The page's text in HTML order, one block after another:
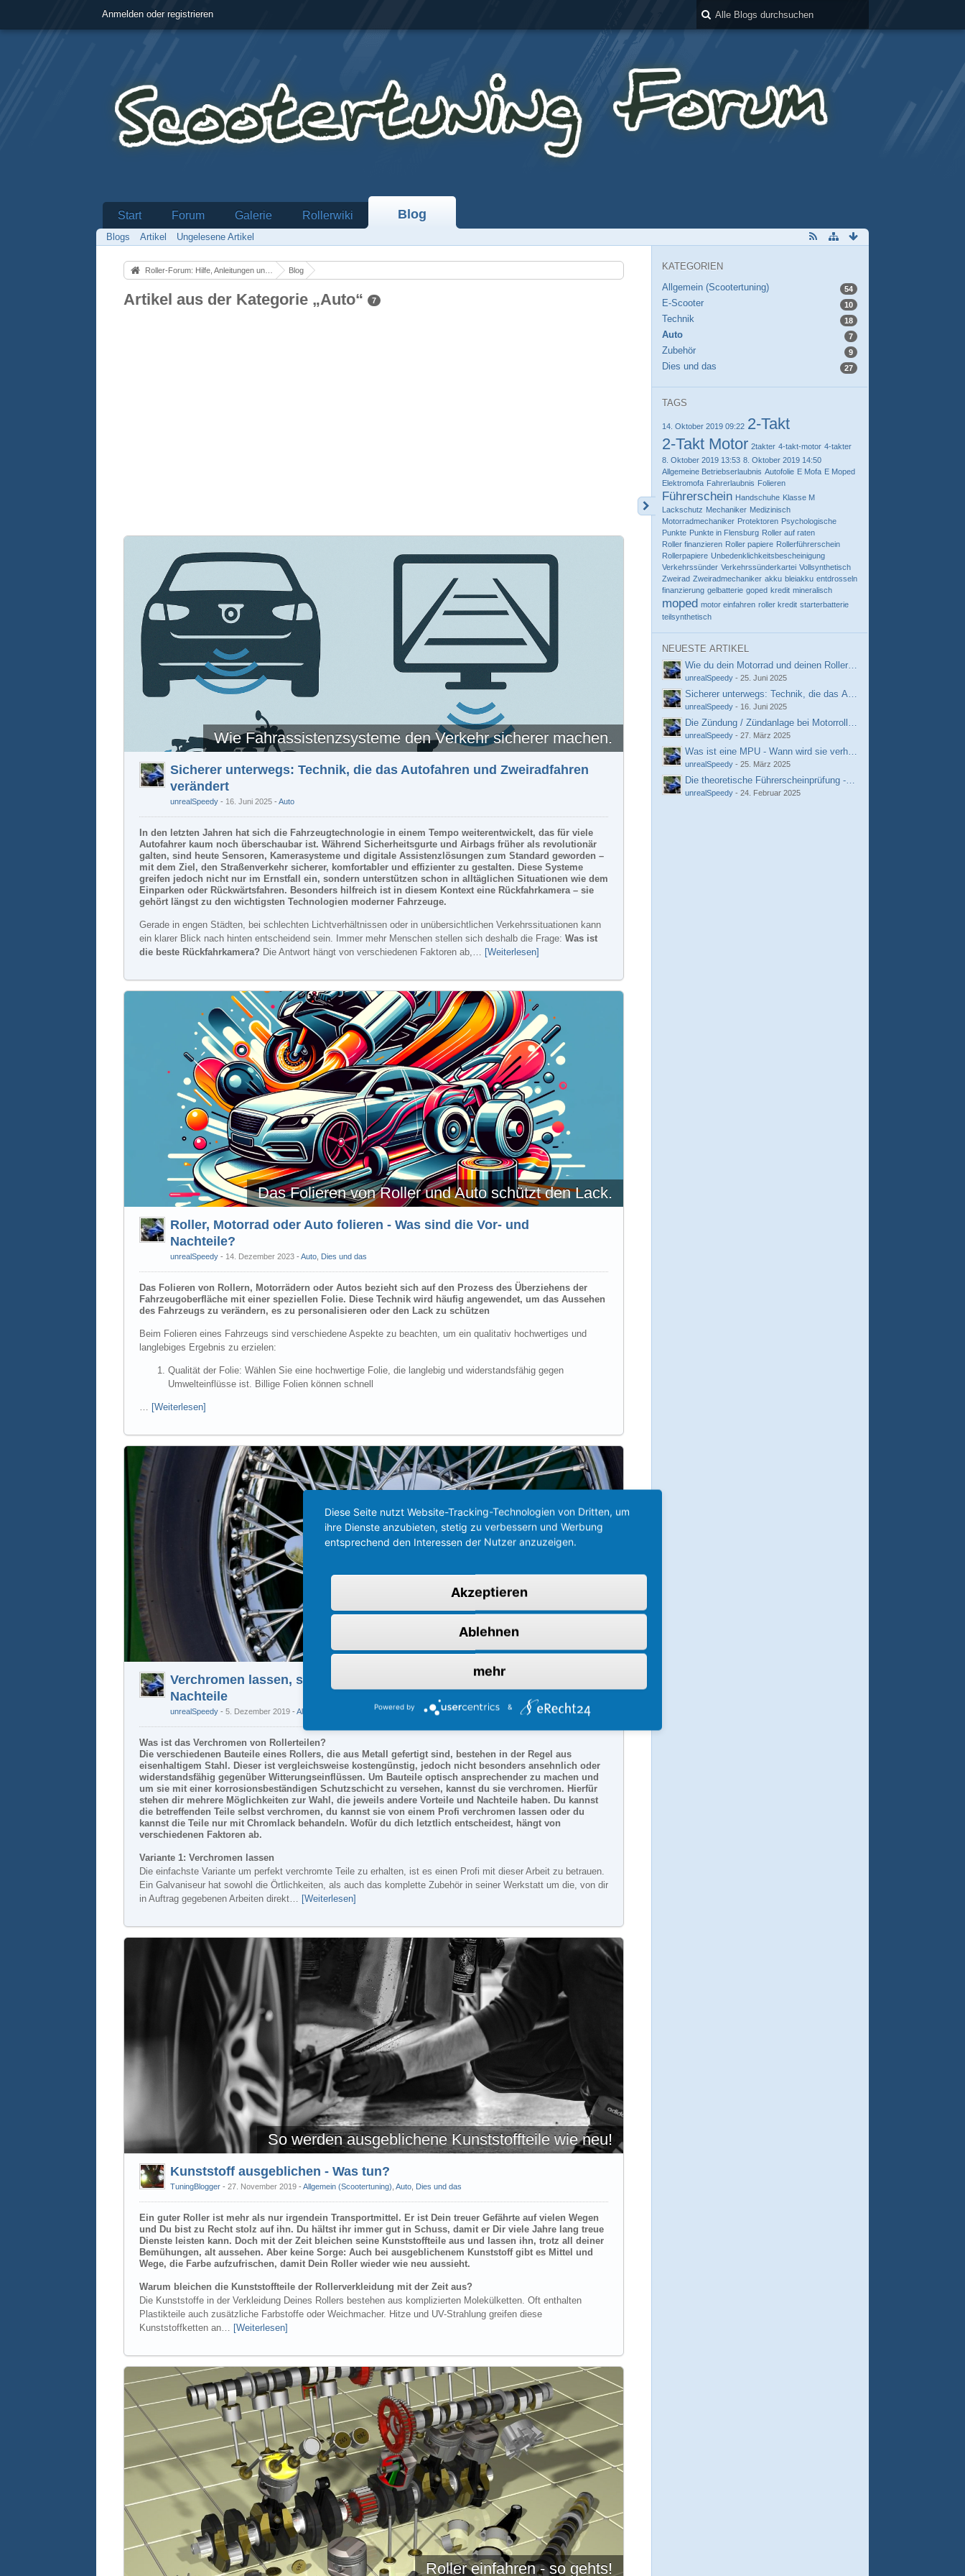
Anmelden oder registrieren
Start Forum Galerie Rollerwiki Blog
Blogs Artikel Ungelesene Artikel
Roller-Forum: Hilfe, Anleitungen und alles über Motorroller Blog
Artikel aus der Kategorie „Auto“ 7
Wie Fahrassistenzsysteme den Verkehr sicherer machen.
Sicherer unterwegs: Technik, die das Autofahren und Zweiradfahren
verändert
unrealSpeedy 16. Juni 2025 -Auto
In den letzten Jahren hat sich die Fahrzeugtechnologie in einem Tempo weiterentwickelt, das für viele
Autofahrer kaum noch überschaubar ist. Während Sicherheitsgurte und Airbags früher als revolutionär
galten, sind heute Sensoren, Kamerasysteme und digitale Assistenzlösungen zum Standard geworden –
mit dem Ziel, den Straßenverkehr sicherer, komfortabler und effizienter zu gestalten. Diese Systeme
greifen jedoch nicht nur im Ernstfall ein, sondern unterstützen schon in alltäglichen Situationen wie dem
Einparken oder Rückwärtsfahren. Besonders hilfreich ist in diesem Kontext eine Rückfahrkamera – sie
gehört längst zu den wichtigsten Technologien moderner Fahrzeuge.
Gerade in engen Städten, bei schlechten Lichtverhältnissen oder in unübersichtlichen Verkehrssituationen kann
ein klarer Blick nach hinten entscheidend sein. Immer mehr Menschen stellen sich deshalb die Frage:Was ist
die beste Rückfahrkamera? Die Antwort hängt von verschiedenen Faktoren ab,… [Weiterlesen]
Das Folieren von Roller und Auto schützt den Lack.
Roller, Motorrad oder Auto folieren - Was sind die Vor- und
Nachteile?
unrealSpeedy 14. Dezember 2023 -Auto Dies und das
Das Folieren von Rollern, Motorrädern oder Autos bezieht sich auf den Prozess des Überziehens der
Fahrzeugoberfläche mit einer speziellen Folie. Diese Technik wird häufig angewendet, um das Aussehen
des Fahrzeugs zu verändern, es zu personalisieren oder den Lack zu schützen
Beim Folieren eines Fahrzeugs sind verschiedene Aspekte zu beachten, um ein qualitativ hochwertiges und
langlebiges Ergebnis zu erzielen:
Qualität der Folie: Wählen Sie eine hochwertige Folie, die langlebig und widerstandsfähig gegen
Umwelteinflüsse ist. Billige Folien können schnell
… [Weiterlesen]
Verchromen lassen, selber verchromen, Chromspray - Vorteile und
Nachteile
unrealSpeedy 5. Dezember 2019 -Allgemein (Scootertuning),Auto ,Zubehör,Dies und das
Was ist das Verchromen von Rollerteilen?
Die verschiedenen Bauteile eines Rollers, die aus Metall gefertigt sind, bestehen in der Regel aus
eisenhaltigem Stahl. Dieser ist vergleichsweise kostengünstig, jedoch nicht besonders ansehnlich oder
widerstandsfähig gegenüber Witterungseinflüssen. Um Bauteile optisch ansprechender zu machen und
um sie mit einer korrosionsbeständigen Schutzschicht zu versehen, kannst du sie verchromen. Hierfür
stehen dir mehrere Möglichkeiten zur Wahl, die jeweils andere Vorteile und Nachteile haben. Du kannst
die betreffenden Teile selbst verchromen, du kannst sie von einem Profi verchromen lassen oder du
kannst die Teile nur mit Chromlack behandeln. Wofür du dich letztlich entscheidest, hängt von
verschiedenen Faktoren ab.
Variante 1: Verchromen lassen
Die einfachste Variante um perfekt verchromte Teile zu erhalten, ist es einen Profi mit dieser Arbeit zu betrauen.
Ein Galvaniseur hat sowohl die Örtlichkeiten, als auch das komplette Zubehör in seiner Werkstatt um die, von dir
in Auftrag gegebenen Arbeiten direkt… [Weiterlesen]
So werden ausgeblichene Kunststoffteile wie neu!
Kunststoff ausgeblichen - Was tun?
TuningBlogger 27. November 2019 -Allgemein (Scootertuning) ,Auto Dies und das
Ein guter Roller ist mehr als nur irgendein Transportmittel. Er ist Dein treuer Gefährte auf vielen Wegen
und Du bist zu Recht stolz auf ihn. Du hältst ihr immer gut in Schuss, damit er Dir viele Jahre lang treue
Dienste leisten kann. Doch mit der Zeit bleichen seine Kunststoffteile aus und lassen ihn, trotz all deiner
Bemühungen, alt aussehen. Aber keine Sorge: Auch bei ausgeblichenem Kunststoff gibt es Mittel und
Wege, die Farbe aufzufrischen, damit Dein Roller wieder wie neu aussieht.
Warum bleichen die Kunststoffteile der Rollerverkleidung mit der Zeit aus?
Die Kunststoffe in der Verkleidung Deines Rollers bestehen aus komplizierten Molekülketten. Oft enthalten
Plastikteile auch zusätzliche Farbstoffe oder Weichmacher. Hitze und UV-Strahlung greifen diese
Kunststoffketten an… [Weiterlesen]
Roller einfahren - so gehts!
KATEGORIEN
Allgemein (Scootertuning)
54
E-Scooter 10
Technik 18
Auto 7
Zubehör 9
Dies und das 27
TAGS
14. Oktober 2019 09:22 2-Takt
2-Takt Motor 2takter 4-takt-motor 4-takter
8. Oktober 2019 13:53 8. Oktober 2019 14:50
Allgemeine Betriebserlaubnis Autofolie E Mofa E Moped
Elektromofa Fahrerlaubnis Folieren
Führerschein Handschuhe Klasse M
Lackschutz Mechaniker Medizinisch
Motorradmechaniker Protektoren Psychologische
Punkte Punkte in Flensburg Roller auf raten
Roller finanzieren Roller papiere Rollerführerschein
Rollerpapiere Unbedenklichkeitsbescheinigung
Verkehrssünder Verkehrssünderkartei Vollsynthetisch
Zweirad Zweiradmechaniker akku bleiakku entdrosseln
finanzierung gelbatterie goped kredit mineralisch
moped motor einfahren roller kredit starterbatterie
teilsynthetisch
NEUESTE ARTIKEL
Wie du dein Motorrad und deinen Roller fit und zuverlässig hältst
unrealSpeedy -25. Juni 2025
Sicherer unterwegs: Technik, die das Autofahren und
unrealSpeedy - 16. Juni 2025
Die Zündung / Zündanlage bei Motorrollern
unrealSpeedy -27. März 2025
Was ist eine MPU - Wann wird sie verhängt, was muss man
unrealSpeedy -25. März 2025
Die theoretische Führerscheinprüfung - Hintergründe, Daten und
unrealSpeedy -24. Februar 2025
Diese Seite nutzt Website-Tracking-Technologien von Dritten, um
ihre Dienste anzubieten, stetig zu verbessern und Werbung
entsprechend den Interessen der Nutzer anzuzeigen.
Akzeptieren
Ablehnen
mehr
Powered by &